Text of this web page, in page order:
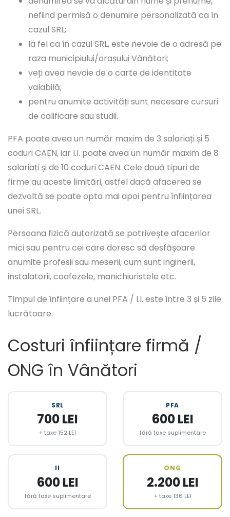
nefiind permisă o denumire personalizată ca în
cazul SRL;
la fel ca în cazul SRL, este nevoie de o adresă pe
raza municipiului/orașului Vânători;
veți avea nevoie de o carte de identitate
valabilă;
pentru anumite activități sunt necesare cursuri
de calificare sau studii.
PFA poate avea un număr maxim de 3 salariați și 5
coduri CAEN, iar I.I. poate avea un număr maxim de 8
salariați și de 10 coduri CAEN. Cele două tipuri de
firme au aceste limitări, astfel dacă afacerea se
dezvoltă se poate opta mai apoi pentru înființarea
unei SRL.
Persoana fizică autorizată se potrivește afacerilor
mici sau pentru cei care doresc să desfășoare
anumite profesii sau meserii, cum sunt inginerii,
instalatorii, coafezele, manichiuristele etc.
Timpul de înființare a unei PFA / I.I. este între 3 și 5 zile
lucrătoare.
Costuri înființare firmă /
ONG în Vânători
SRL
700 LEI
+ taxe 152 LEI
PFA
600 LEI
fără taxe suplimentare
II
600 LEI
fără taxe suplimentare
ONG
2.200 LEI
+ taxe 136 LEI